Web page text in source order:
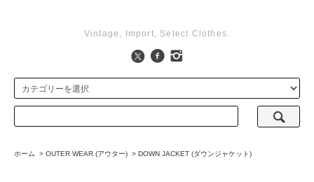
Vintage, Import, Select Clothes.
ホーム > OUTER WEAR (アウター) > DOWN JACKET (ダウンジャケット)